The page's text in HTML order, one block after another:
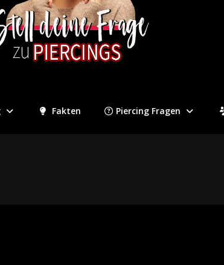
Fakten Piercing Fragen